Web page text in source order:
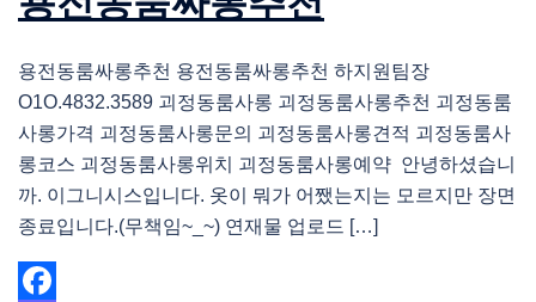
용전동룸싸롱추천 용전동룸싸롱추천 하지원팀장
O1O.4832.3589 괴정동룸사롱 괴정동룸사롱추천 괴정동룸
사롱가격 괴정동룸사롱문의 괴정동룸사롱견적 괴정동룸사
롱코스 괴정동룸사롱위치 괴정동룸사롱예약 안녕하셨습니
까. 이그니시스입니다. 옷이 뭐가 어쨌는지는 모르지만 장면
종료입니다.(무책임~_~) 연재물 업로드 […]